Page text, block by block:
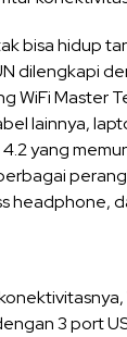
bisa hidup
dilengkapi
WiFi Master
lainnya,
yang
headphone,
3 port